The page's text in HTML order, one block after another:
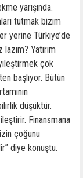
yarışında.
tutmak bizim
yerine Türkiye’de
Yatırım
çok
başlıyor. Bütün
düşüktür.
Finansmana
çoğunu
diye konuştu.